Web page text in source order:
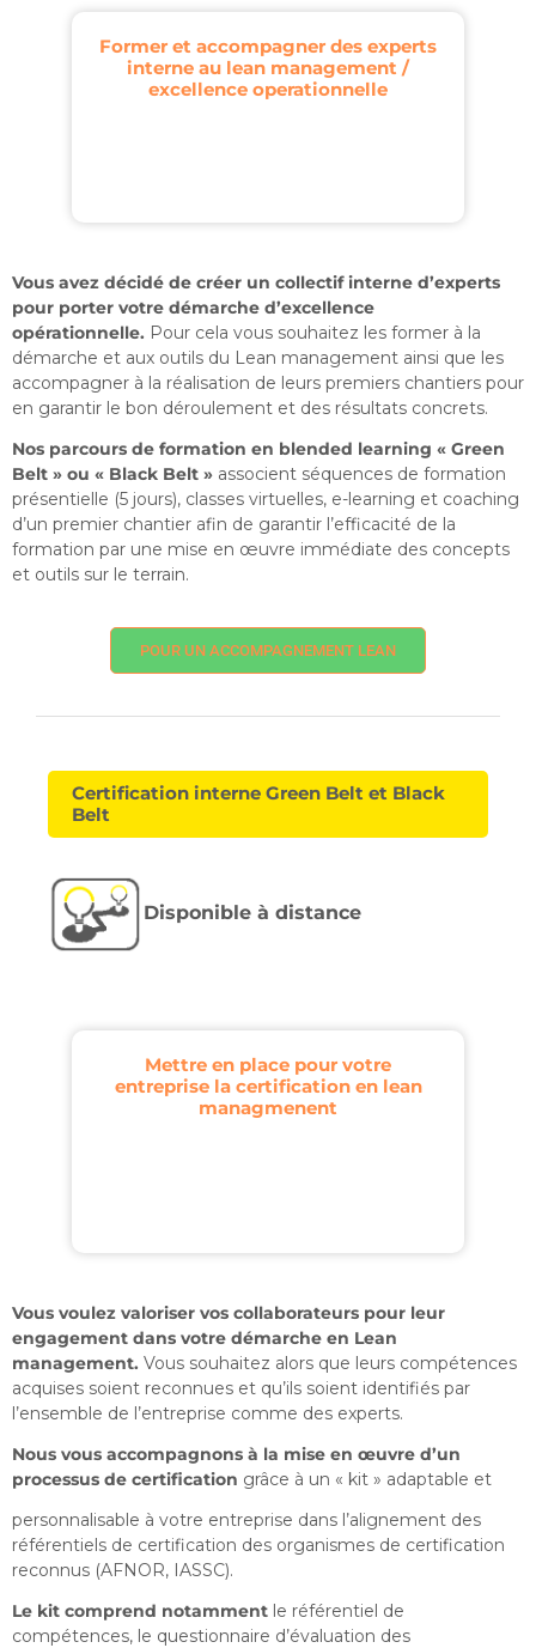
Former et accompagner des experts
interne au lean management /
excellence operationnelle
Vous avez décidé de créer un collectif interne d’experts
pour porter votre démarche d’excellence
opérationnelle. Pour cela vous souhaitez les former à la
démarche et aux outils du Lean management ainsi que les
accompagner à la réalisation de leurs premiers chantiers pour
en garantir le bon déroulement et des résultats concrets.
Nos parcours de formation en blended learning « Green
Belt » ou « Black Belt » associent séquences de formation
présentielle (5 jours), classes virtuelles, e-learning et coaching
d’un premier chantier afin de garantir l’efficacité de la
formation par une mise en œuvre immédiate des concepts
et outils sur le terrain.
POUR UN ACCOMPAGNEMENT LEAN
Certification interne Green Belt et Black
Belt
Disponible à distance
Mettre en place pour votre
entreprise la certification en lean
managmenent
Vous voulez valoriser vos collaborateurs pour leur
engagement dans votre démarche en Lean
management. Vous souhaitez alors que leurs compétences
acquises soient reconnues et qu’ils soient identifiés par
l’ensemble de l’entreprise comme des experts.
Nous vous accompagnons à la mise en œuvre d’un
processus de certification grâce à un « kit » adaptable et
personnalisable à votre entreprise dans l’alignement des
référentiels de certification des organismes de certification
reconnus (AFNOR, IASSC).
Le kit comprend notamment le référentiel de
compétences, le questionnaire d’évaluation des